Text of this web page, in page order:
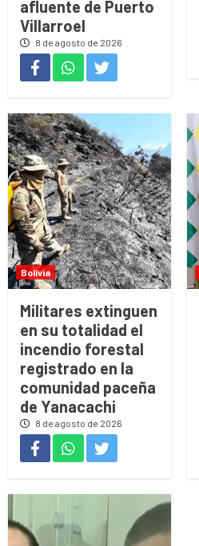
afluente de Puerto
Villarroel
8 de agosto de 2026
Bolivia
Militares extinguen
en su totalidad el
incendio forestal
registrado en la
comunidad paceña
de Yanacachi
8 de agosto de 2026